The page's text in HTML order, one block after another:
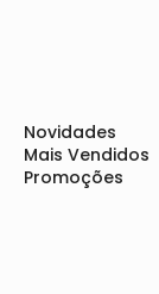
Novidades
Mais Vendidos
Promoções